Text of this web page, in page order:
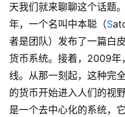
天我们就来聊聊这个话题
年，一个名叫中本聪（S
者是团队）发布了一篇白
货币系统。接着，2009年
线。从那一刻起，这种完
的货币开始进入人们的视
是一个去中心化的系统，